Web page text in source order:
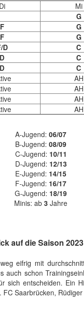
Di Mi
G
F G
F G
D C
D C
D C
AH
AH
AH
AH
A-Jugend: 06/07
B-Jugend: 08/09
C-Jugend: 10/11
D-Jugend: 12/13
E-Jugend: 14/15
F-Jugend: 16/17
G-Jugend: 18/19
Minis: ab 3 Jahre
auf die Saison
eifrig mit
auch schon
sich entscheiden. Ein
Saarbrücken,